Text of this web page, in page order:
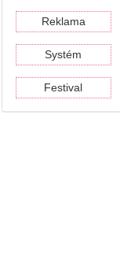
Reklama
Systém
Festival